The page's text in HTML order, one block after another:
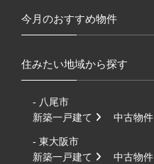
今月のおすすめ物件
住みたい地域から探す
- 八尾市
新築一戸建て
中古物件
- 東大阪市
新築一戸建て
中古物件